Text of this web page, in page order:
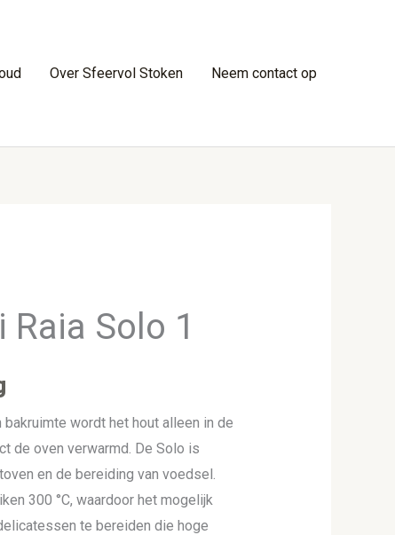
Over Sfeervol Stoken Neem contact op
Raia Solo 1
wordt het hout alleen in de
de oven verwarmd. De Solo is
en de bereiding van voedsel.
300 °C, waardoor het mogelijk
te bereiden die hoge